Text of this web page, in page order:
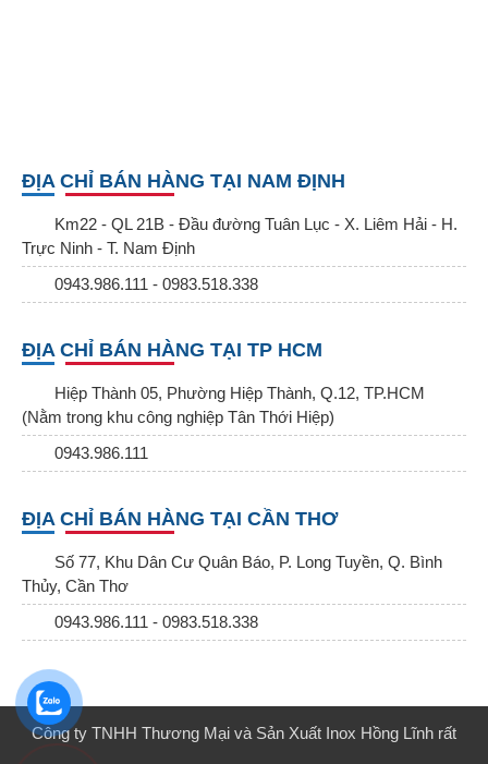
ĐỊA CHỈ BÁN HÀNG TẠI NAM ĐỊNH
Km22 - QL 21B - Đầu đường Tuân Lục - X. Liêm Hải - H.
Trực Ninh - T. Nam Định
0943.986.111 - 0983.518.338
ĐỊA CHỈ BÁN HÀNG TẠI TP HCM
Hiệp Thành 05, Phường Hiệp Thành, Q.12, TP.HCM
(Nằm trong khu công nghiệp Tân Thới Hiệp)
0943.986.111
ĐỊA CHỈ BÁN HÀNG TẠI CẦN THƠ
Số 77, Khu Dân Cư Quân Báo, P. Long Tuyền, Q. Bình
Thủy, Cần Thơ
0943.986.111 - 0983.518.338
Công ty TNHH Thương Mại và Sản Xuất Inox Hồng Lĩnh rất